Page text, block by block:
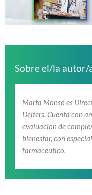
Sobre el/la autor/
Marta Monsó es
Deiters. Cuenta con
evaluación de
bienestar, con
farmacéutico.